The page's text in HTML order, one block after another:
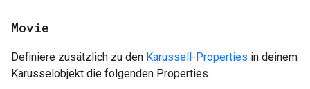
Movie
Definiere zusätzlich zu den Karussell-Properties in deinem
Karusselobjekt die folgenden Properties.